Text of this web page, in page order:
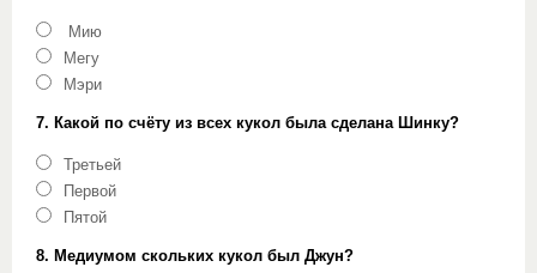
Мию
Мегу
Мэри
7. Какой по счёту из всех кукол была сделана Шинку?
Третьей
Первой
Пятой
8. Медиумом скольких кукол был Джун?